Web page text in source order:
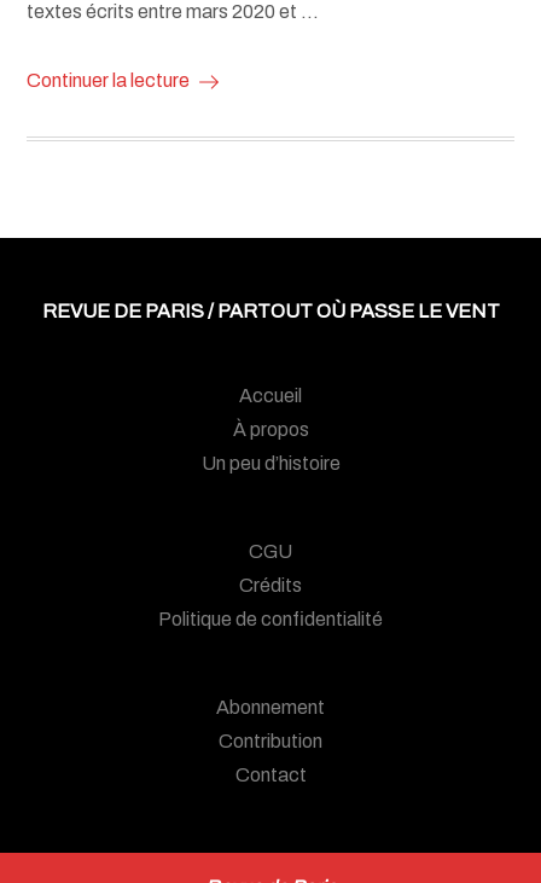
textes écrits entre mars 2020 et …
Continuer la lecture
REVUE DE PARIS / PARTOUT OÙ PASSE LE VENT
Accueil
À propos
Un peu d’histoire
CGU
Crédits
Politique de confidentialité
Abonnement
Contribution
Contact